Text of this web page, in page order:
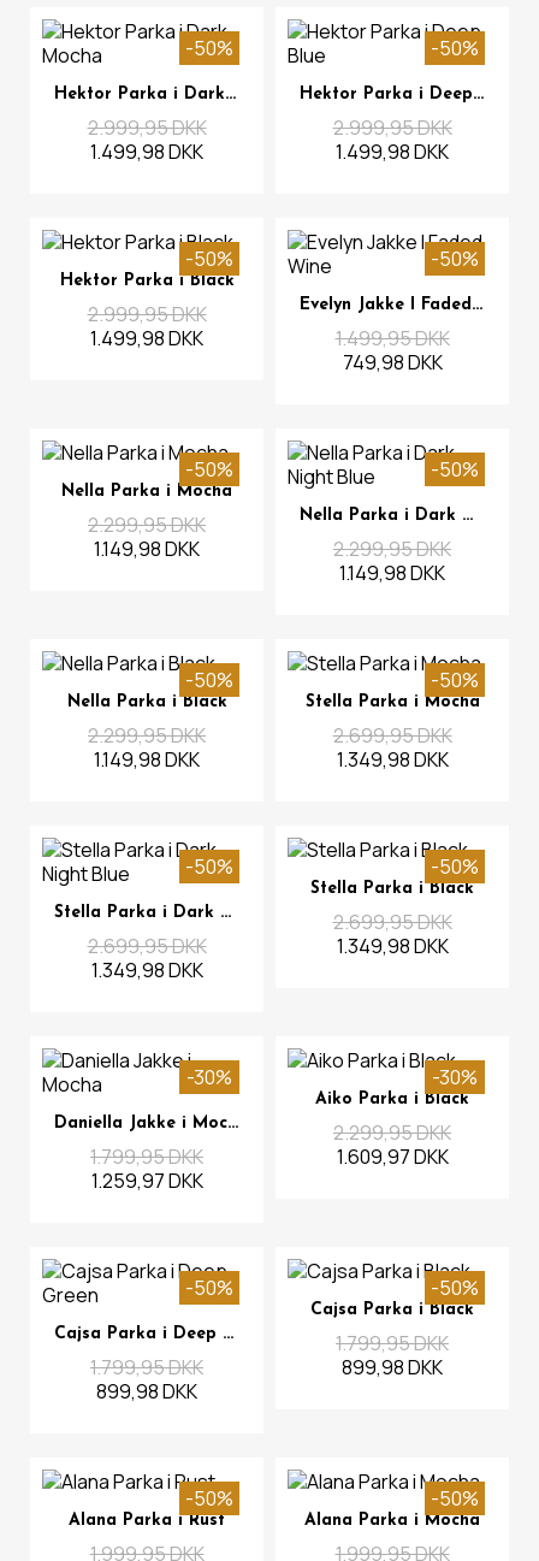
Se mere
-50%
Hektor Parka i Dark Mocha
2.999,95 DKK
1.499,98 DKK
Se mere
-50%
Hektor Parka i Deep Blue
2.999,95 DKK
1.499,98 DKK
Se mere
-50%
Hektor Parka i Black
2.999,95 DKK
1.499,98 DKK
Se mere
-50%
Evelyn Jakke I Faded Wine
1.499,95 DKK
749,98 DKK
Se mere
-50%
Nella Parka i Mocha
2.299,95 DKK
1.149,98 DKK
Se mere
-50%
Nella Parka i Dark Night Blue
2.299,95 DKK
1.149,98 DKK
Se mere
-50%
Nella Parka i Black
2.299,95 DKK
1.149,98 DKK
Se mere
-50%
Stella Parka i Mocha
2.699,95 DKK
1.349,98 DKK
Se mere
-50%
Stella Parka i Dark Night Blue
2.699,95 DKK
1.349,98 DKK
Se mere
-50%
Stella Parka i Black
2.699,95 DKK
1.349,98 DKK
Se mere
-30%
Daniella Jakke i Mocha
1.799,95 DKK
1.259,97 DKK
Se mere
-30%
Aiko Parka i Black
2.299,95 DKK
1.609,97 DKK
Se mere
-50%
Cajsa Parka i Deep Green
1.799,95 DKK
899,98 DKK
Se mere
-50%
Cajsa Parka i Black
1.799,95 DKK
899,98 DKK
Se mere
-50%
Alana Parka i Rust
1.999,95 DKK
Se mere
-50%
Alana Parka i Mocha
1.999,95 DKK